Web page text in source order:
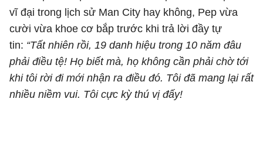
vĩ đại trong lịch sử Man City hay không, Pep vừa
cười vừa khoe cơ bắp trước khi trả lời đầy tự
tin: “Tất nhiên rồi, 19 danh hiệu trong 10 năm đâu
phải điều tệ! Họ biết mà, họ không cần phải chờ tới
khi tôi rời đi mới nhận ra điều đó. Tôi đã mang lại rất
nhiều niềm vui. Tôi cực kỳ thú vị đấy!